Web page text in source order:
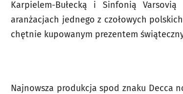
Karpielem-Bułecką i Sinfonią
aranżacjach jednego z czołowych
chętnie kupowanym prezentem
Najnowsza produkcja spod znaku Decca